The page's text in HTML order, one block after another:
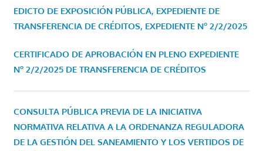
EDICTO DE EXPOSICIÓN PÚBLICA, EXPEDIENTE DE
TRANSFERENCIA DE CRÉDITOS, EXPEDIENTE Nº 2/2/2025
CERTIFICADO DE APROBACIÓN EN PLENO EXPEDIENTE
Nº 2/2/2025 DE TRANSFERENCIA DE CRÉDITOS
CONSULTA PÚBLICA PREVIA DE LA INICIATIVA
NORMATIVA RELATIVA A LA ORDENANZA REGULADORA
DE LA GESTIÓN DEL SANEAMIENTO Y LOS VERTIDOS DE